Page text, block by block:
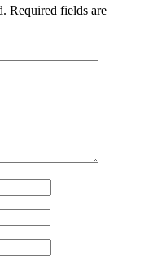
Required fields are